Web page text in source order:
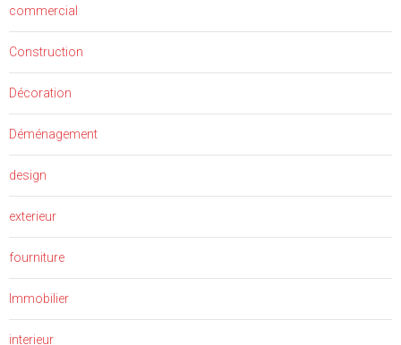
commercial
Construction
Décoration
Déménagement
design
exterieur
fourniture
Immobilier
interieur